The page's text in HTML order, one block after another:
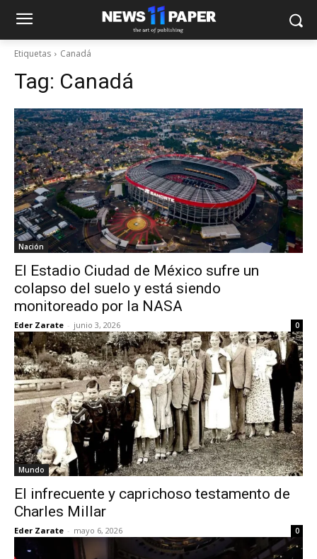
Etiquetas Canadá
Tag: Canadá
Nación
El Estadio Ciudad de México sufre un
colapso del suelo y está siendo
monitoreado por la NASA
Eder Zarate - junio 3, 2026 0
Mundo
El infrecuente y caprichoso testamento de
Charles Millar
Eder Zarate - mayo 6, 2026 0